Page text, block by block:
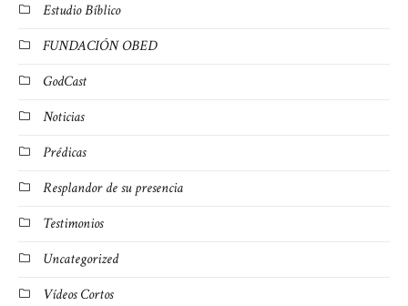
Estudio Bíblico
FUNDACIÓN OBED
GodCast
Noticias
Prédicas
Resplandor de su presencia
Testimonios
Uncategorized
Vídeos Cortos